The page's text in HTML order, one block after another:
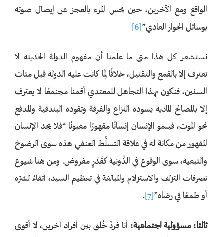
الواقع ومع الآخرين، حين يحس المرء بالعجز عن إيصال صوته
بوسائل الحوار العادي”[6]
نستشعر كل هذا متى ما علمنا أن مفهوم الدولة الحديثة لا
تعترف إلا بالقمع والتقتيل، خلافًا لِمَا كانت عليه الدولة قبل مئات
السنين، فنكون بهذا التجاهل للمعتدي أقمنا مجتمعًا لا يعترف
إلا بالمصالح المادية يسوده النزاع والفرقة وتقوده البندقية والمدفع
نحو الموت، فينمو الإنسان إنسانًا مقهورًا مغبونًا “فلا يجد الإنسان
المقهور من مكانة له في علاقة التسلُّط العنفي هذه سوى الرضوخ
والتبعية، سوى الوقوع في الدُّونية كقَدَرٍ مفروض. ومن هنا شيوع
تصرفات التزلف والاستزلام والمبالغة في تعظيم السيد، اتقاءً لشرِّه
أو طمعًا في رضاه”[7]
.
ثالثا: مسؤولية اجتماعية: أنا فردٌ خُلق بين أفراد آخرين، لا أقوى